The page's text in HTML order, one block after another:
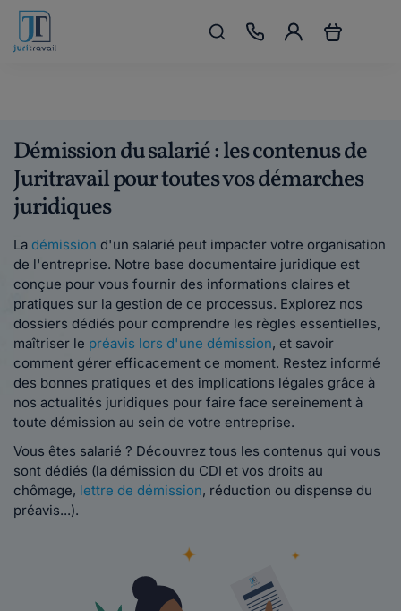
Démission du salarié : les contenus de
Juritravail pour toutes vos démarches
juridiques
La démission d'un salarié peut impacter votre organisation
de l'entreprise. Notre base documentaire juridique est
conçue pour vous fournir des informations claires et
pratiques sur la gestion de ce processus. Explorez nos
dossiers dédiés pour comprendre les règles essentielles,
maîtriser le préavis lors d'une démission, et savoir
comment gérer efficacement ce moment. Restez informé
des bonnes pratiques et des implications légales grâce à
nos actualités juridiques pour faire face sereinement à
toute démission au sein de votre entreprise.
Vous êtes salarié ? Découvrez tous les contenus qui vous
sont dédiés (la démission du CDI et vos droits au
chômage, lettre de démission, réduction ou dispense du
préavis...).